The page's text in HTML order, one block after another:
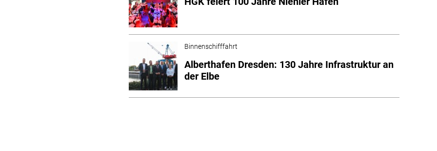
Binnenschifffahrt
Alberthafen Dresden: 130 Jahre Infrastruktur an
der Elbe